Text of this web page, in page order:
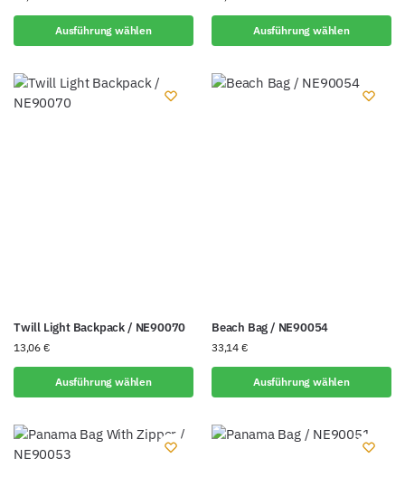
Ausführung wählen Ausführung wählen
Twill Light Backpack / NE90070
13,06 €
Ausführung wählen
Beach Bag / NE90054
33,14 €
Ausführung wählen